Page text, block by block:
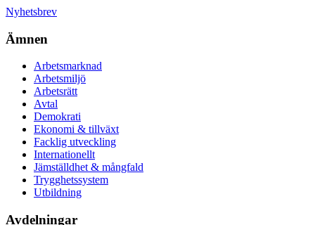
Nyhetsbrev
Ämnen
Arbetsmarknad
Arbetsmiljö
Arbetsrätt
Avtal
Demokrati
Ekonomi & tillväxt
Facklig utveckling
Internationellt
Jämställdhet & mångfald
Trygghetssystem
Utbildning
Avdelningar